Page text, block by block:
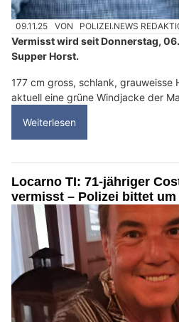
09.11.25 VON POLIZEI.NEWS
Vermisst wird seit Donnerstag,
Supper Horst.
177 cm gross, schlank, grauweisse
aktuell eine grüne Windjacke der
Weiterlesen
Locarno TI: 71-jähriger
vermisst – Polizei bittet um